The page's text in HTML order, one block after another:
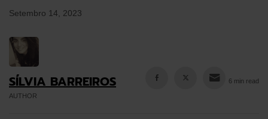
Setembro 14, 2023
SÍLVIA BARREIROS
AUTHOR
6 min read